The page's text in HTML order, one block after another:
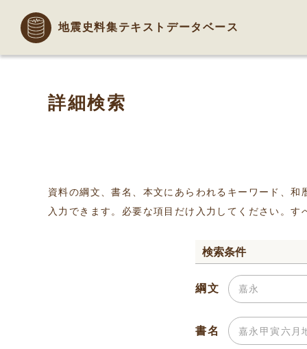
地震史料集テキストデータベース
詳細検索
資料の綱文、書名、本文にあらわれるキーワード、
入力できます。必要な項目だけ入力してください。
検索条件
綱文
書名